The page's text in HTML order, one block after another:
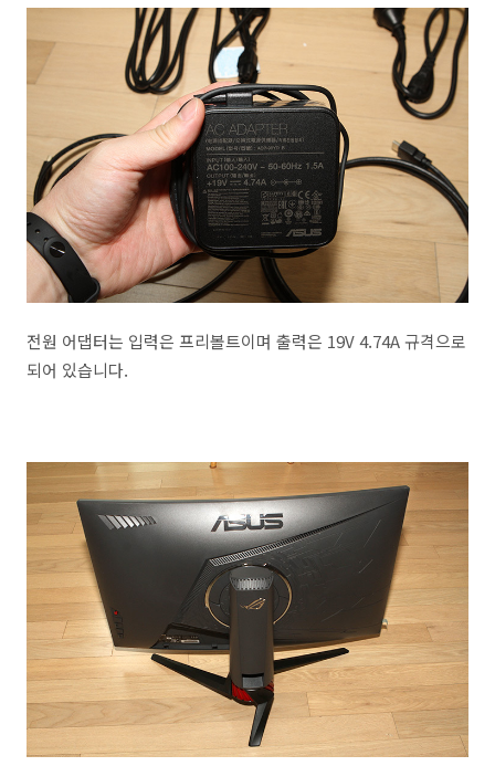
전원 어댑터는 입력은 프리볼트이며 출력은 19V 4.74A 규격으로
되어 있습니다.